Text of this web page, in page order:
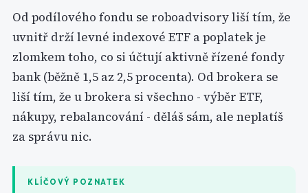
Od podílového fondu se roboadvisory liší tím, že
uvnitř drží levné indexové ETF a poplatek je
zlomkem toho, co si účtují aktivně řízené fondy
bank (běžně 1,5 az 2,5 procenta). Od brokera se
liší tím, že u brokera si všechno - výběr ETF,
nákupy, rebalancování - děláš sám, ale neplatíš
za správu nic.
KLÍČOVÝ POZNATEK